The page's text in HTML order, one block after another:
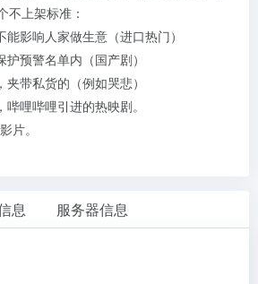
不上架标准：
影响人家做生意（进口热门）
预警名单内（国产剧）
带私货的（例如哭悲）
哩哔哩引进的热映剧。
片。
息 服务器信息